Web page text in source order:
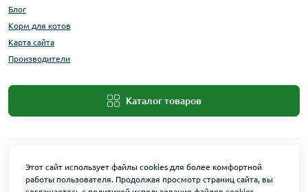
Блог
Корм для котов
Карта сайта
Производители
Каталог товаров
Этот сайт использует файлы cookies для более комфортной
работы пользователя. Продолжая просмотр страниц сайта, вы